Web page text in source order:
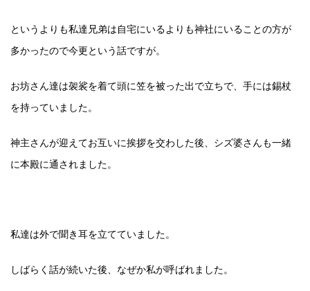
というよりも私達兄弟は自宅にいるよりも神社にいることの方が
多かったので今更という話ですが。
お坊さん達は袈裟を着て頭に笠を被った出で立ちで、手には錫杖
を持っていました。
神主さんが迎えてお互いに挨拶を交わした後、シズ婆さんも一緒
に本殿に通されました。
私達は外で聞き耳を立てていました。
しばらく話が続いた後、なぜか私が呼ばれました。